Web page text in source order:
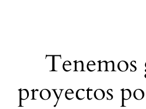
Tenemos
proyectos